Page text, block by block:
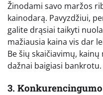
Žinodami savo maržos
kainodarą. Pavyzdžiui,
galite drąsiai taikyti
mažiausia kaina vis dar
Be šių skaičiavimų,
dažnai baigiasi bankrotu.
3.